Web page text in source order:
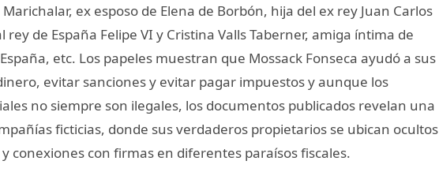
ex esposo de Elena de Borbón, hija del ex rey Juan Carlos
de España Felipe VI y Cristina Valls Taberner, amiga íntima de
etc. Los papeles muestran que Mossack Fonseca ayudó a sus
evitar sanciones y evitar pagar impuestos y aunque los
no siempre son ilegales, los documentos publicados revelan una
ficticias, donde sus verdaderos propietarios se ubican ocultos
conexiones con firmas en diferentes paraísos fiscales.